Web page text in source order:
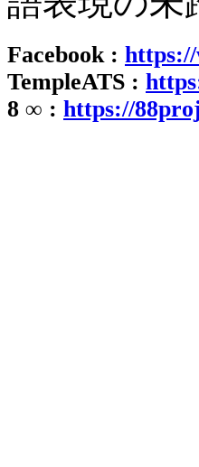
Facebook : https://
TempleATS :
8 ∞ : https://